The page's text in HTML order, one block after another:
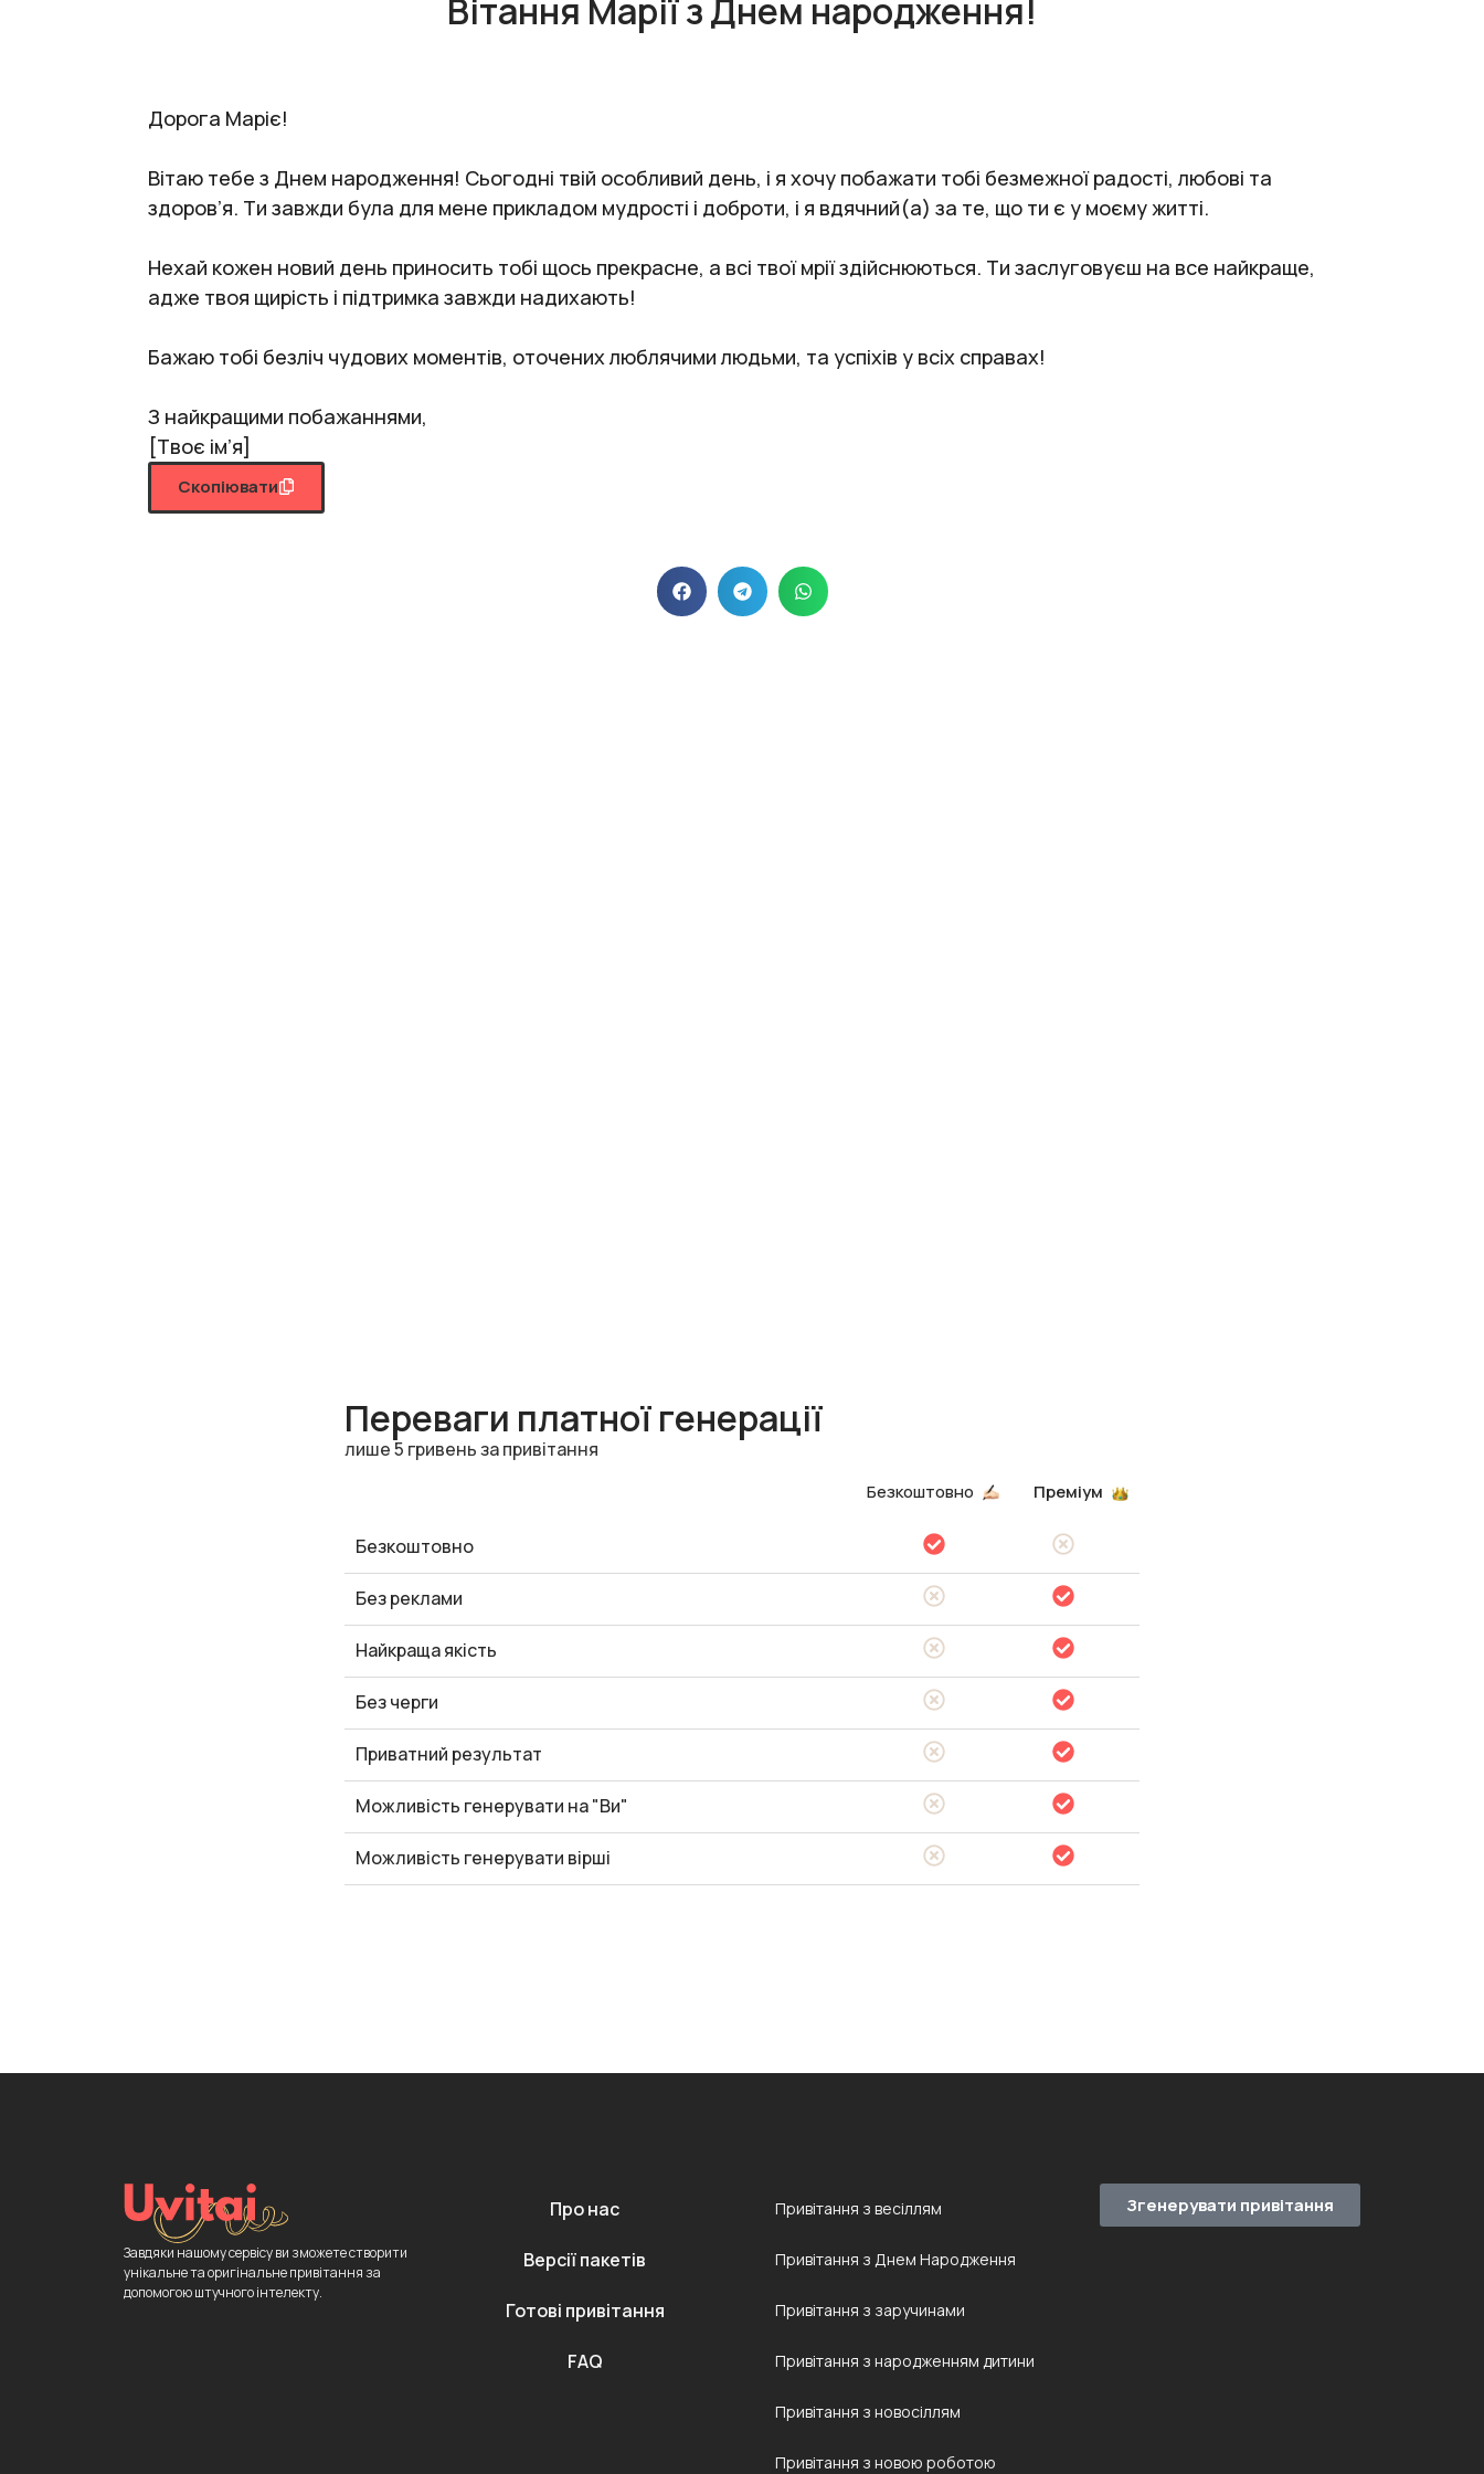
Вітання Марії з Днем народження!
Дорога Маріє!
Вітаю тебе з Днем народження! Сьогодні твій особливий день, і я хочу побажати тобі безмежної радості, любові та
здоров’я. Ти завжди була для мене прикладом мудрості і доброти, і я вдячний(а) за те, що ти є у моєму житті.
Нехай кожен новий день приносить тобі щось прекрасне, а всі твої мрії здійснюються. Ти заслуговуєш на все найкраще,
адже твоя щирість і підтримка завжди надихають!
Бажаю тобі безліч чудових моментів, оточених люблячими людьми, та успіхів у всіх справах!
З найкращими побажаннями,
[Твоє ім’я]
Скопіювати
Переваги платної генерації
лише 5 гривень за привітання
Безкоштовно Преміум
Безкоштовно
Без реклами
Найкраща якість
Без черги
Приватний результат
Можливість генерувати на "Ви"
Можливість генерувати вірші
Завдяки нашому сервісу ви зможете створити
унікальне та оригінальне привітання за
допомогою штучного інтелекту.
Про нас
Версії пакетів
Готові привітання
FAQ
Привітання з весіллям
Привітання з Днем Народження
Привітання з заручинами
Привітання з народженням дитини
Привітання з новосіллям
Привітання з новою роботою
Згенерувати привітання